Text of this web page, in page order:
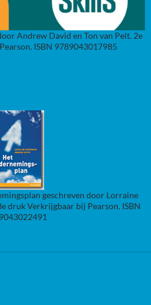
Andrew David en Ton van Pelt. 2e
ISBN 9789043017985
geschreven door Lorraine
druk Verkrijgbaar bij Pearson. ISBN